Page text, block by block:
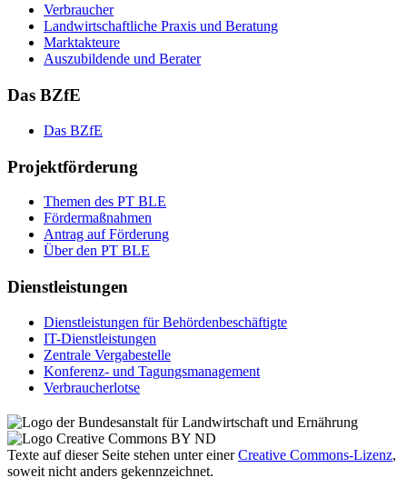
Ver­brau­cher
Land­wirtschaft­liche Pra­xis und Be­ra­tung
Mark­tak­teu­re
Aus­zu­bil­den­de und Be­ra­ter
Das BZfE
Das BZ­fE
Projektförderung
The­men des PT BLE
För­der­maß­nah­men
An­trag auf För­de­rung
Über den PT BLE
Dienstleistungen
Dienst­leis­tun­gen für Be­hör­den­be­schäf­tig­te
IT-Dienst­leis­tun­gen
Zen­tra­le Ver­ga­be­stel­le
Kon­fe­renz- und Tagungs­management
Ver­brau­cher­lot­se
Texte auf dieser Seite stehen unter einerCreative Commons-Lizenz,
soweit nicht anders gekennzeichnet.